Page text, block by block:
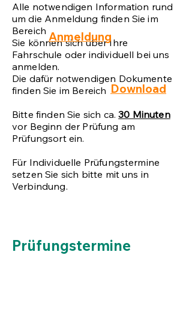
Alle notwendigen Information rund
um die Anmeldung finden Sie im
Bereich
Sie können sich über Ihre
Fahrschule oder individuell bei uns
anmelden.
Die dafür notwendigen Dokumente
finden Sie im Bereich
Bitte finden Sie sich ca.30 Minuten
vor Beginn der Prüfung am
Prüfungsort ein.
Für Individuelle Prüfungstermine
setzen Sie sich bitte mit uns in
Verbindung.
Download
Anmeldung
Prüfungstermine